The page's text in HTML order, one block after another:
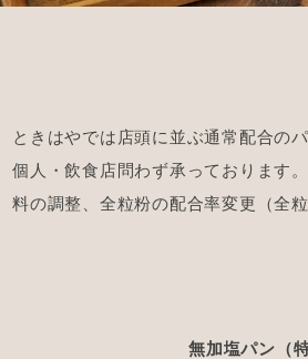
ときはやでは店頭に並ぶ通常配合の
個人・飲食店問わず承っております
料の調整、全粒粉の配合率変更（全粒
無加塩パン（